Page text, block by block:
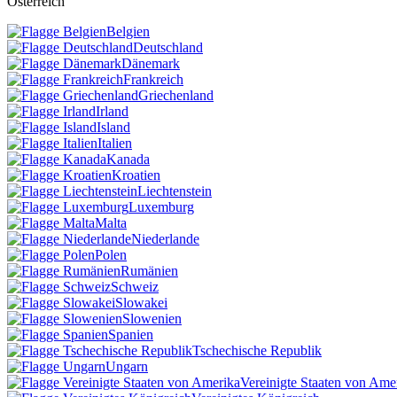
Belgien
Deutschland
Dänemark
Frankreich
Griechenland
Irland
Island
Italien
Kanada
Kroatien
Liechtenstein
Luxemburg
Malta
Niederlande
Polen
Rumänien
Schweiz
Slowakei
Slowenien
Spanien
Tschechische Republik
Ungarn
Vereinigte Staaten von